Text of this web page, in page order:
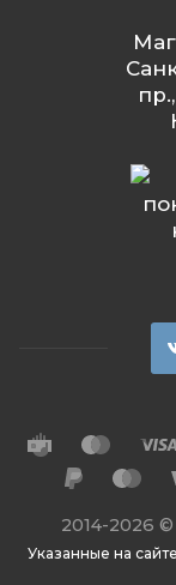
2014-2026 ©
Указанные на